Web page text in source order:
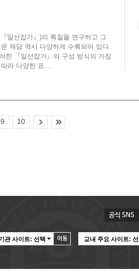
일선잡가』)의 특질을 연구하고 그
재담 역시 다양하게 수록되어 있다.
한 『일선잡가』의 구성 방식의 가장
라 다양한 표....
9 10